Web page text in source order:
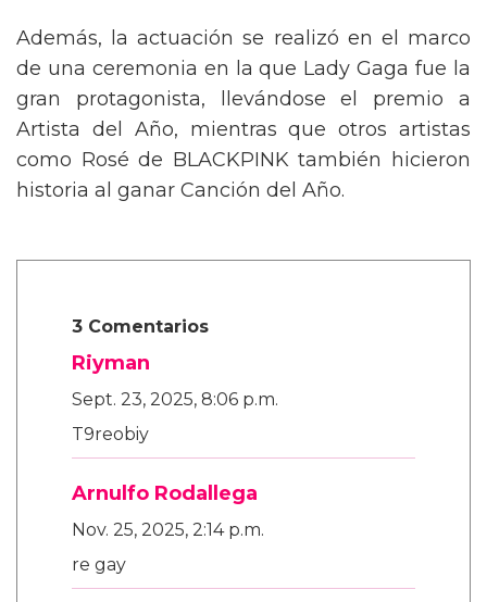
Además, la actuación se realizó en el marco
de una ceremonia en la que Lady Gaga fue la
gran protagonista, llevándose el premio a
Artista del Año, mientras que otros artistas
como Rosé de BLACKPINK también hicieron
historia al ganar Canción del Año.
3 Comentarios
Riyman
Sept. 23, 2025, 8:06 p.m.
T9reobiy
Arnulfo Rodallega
Nov. 25, 2025, 2:14 p.m.
re gay